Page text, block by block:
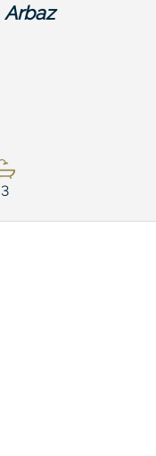
Arbaz
3